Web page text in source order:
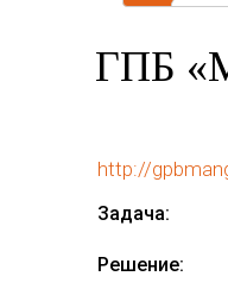
ГПБ
http://
Задача:
Решение: